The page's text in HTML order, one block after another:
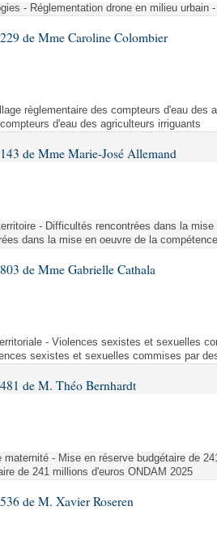
- Réglementation drone en milieu urbain
de Mme Caroline Colombier
règlementaire des compteurs d'eau des
d'eau des agriculteurs irriguants
de Mme Marie-José Allemand
- Difficultés rencontrées dans la
dans la mise en oeuvre de la
de Mme Gabrielle Cathala
- Violences sexistes et sexuelles
sexistes et sexuelles commises par
de M. Théo Bernhardt
maternité - Mise en réserve budgétaire de
de 241 millions d'euros ONDAM 2025
de M. Xavier Roseren